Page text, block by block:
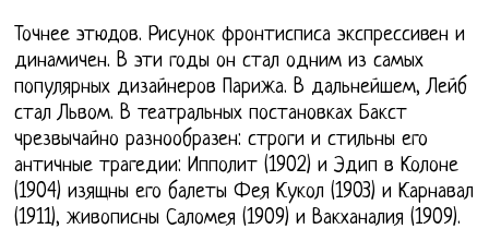
Точнее этюдов. Рисунок фронтисписа экспрессивен и
динамичен. В эти годы он стал одним из самых
популярных дизайнеров Парижа. В дальнейшем, Лейб
стал Львом. В театральных постановках Бакст
чрезвычайно разнообразен: строги и стильны его
античные трагедии: Ипполит (1902) и Эдип в Колоне
(1904) изящны его балеты Фея Кукол (1903) и Карнавал
(1911), живописны Саломея (1909) и Вакханалия (1909).